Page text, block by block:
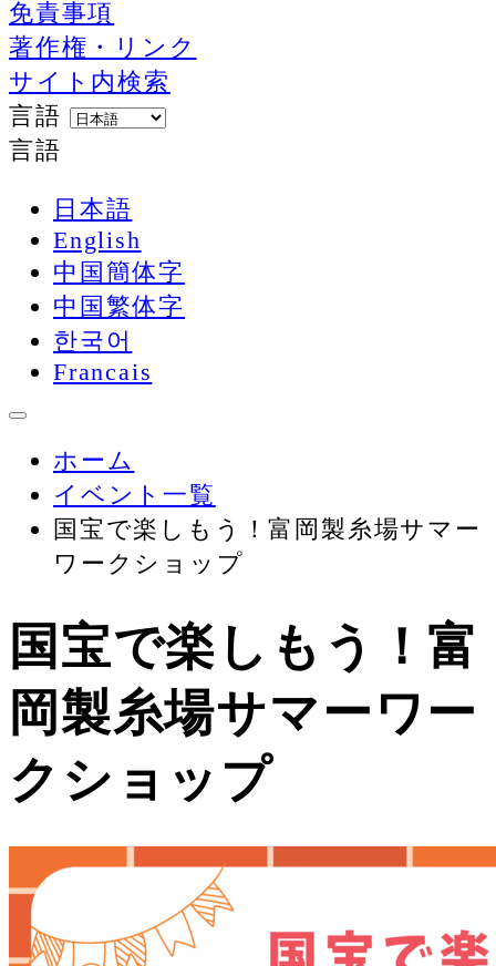
免責事項
著作権・リンク
サイト内検索
言語
言語
日本語
English
中国簡体字
中国繁体字
한국어
Francais
ホーム
イベント一覧
国宝で楽しもう！富岡製糸場サマー
ワークショップ
国宝で楽しもう！富
岡製糸場サマーワー
クショップ